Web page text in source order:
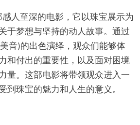
感人至深的电影，它以珠宝展示为
于梦想与坚持的动人故事。通过
音)的出色演绎，观众们能够体
和付出的重要性，以及面对困境
量。这部电影将带领观众进入一
到珠宝的魅力和人生的意义。